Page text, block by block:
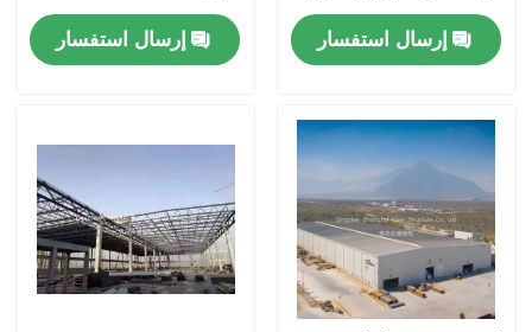
لمكاتب الفنادق
إرسال استفسار
إرسال استفسار